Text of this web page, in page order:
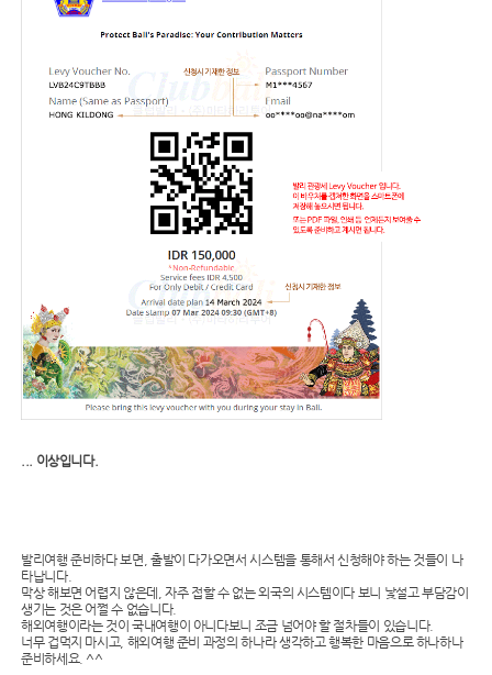
... 이상입니다.
발리여행 준비하다 보면, 출발이 다가오면서 시스템을 통해서 신청해야 하는 것들이 나
타납니다.
막상 해보면 어렵지 않은데, 자주 접할 수 없는 외국의 시스템이다 보니 낯설고 부담감이
생기는 것은 어쩔 수 없습니다.
해외여행이라는 것이 국내여행이 아니다보니 조금 넘어야 할 절차들이 있습니다.
너무 겁먹지 마시고, 해외여행 준비 과정의 하나라 생각하고 행복한 마음으로 하나하나
준비하세요. ^^